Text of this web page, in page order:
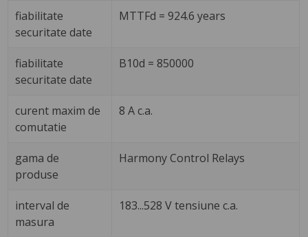
fiabilitate
securitate date
MTTFd = 924.6 years
fiabilitate
securitate date
B10d = 850000
curent maxim de
comutatie
8 A c.a.
gama de
produse
Harmony Control Relays
interval de
masura
183...528 V tensiune c.a.